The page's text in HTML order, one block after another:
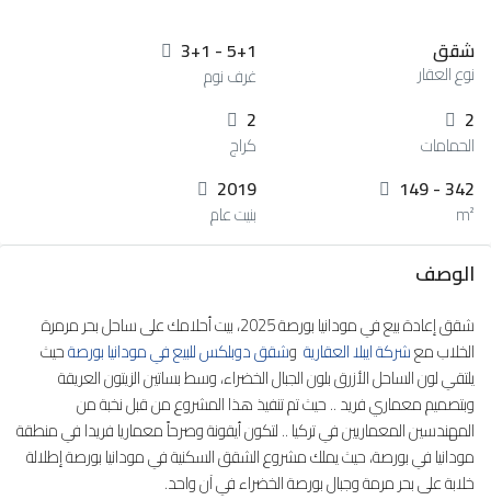
شقق
نوع العقار
3+1 - 5+1
غرف نوم
2
الحمامات
2
كراج
149 - 342
m²
2019
بنيت عام
الوصف
شقق إعادة بيع في مودانيا بورصة 2025، بيت أحلامك على ساحل بحر مرمرة
الخلاب معشركة ايبلا العقارية وشقق دوبلكس للبيع في مودانيا بورصةحيث
يلتقي لون الساحل الأزرق بلون الجبال الخضراء، وسط بساتين الزيتون العريقة
وبتصميم معماري فريد .. حيث تم تنفيذ هذا المشروع من قبل نخبة من
المهندسين المعماريين في تركيا .. لتكون أيقونة وصرحاً معماريا فريدا في منطقة
مودانيا في بورصة، حيث يملك مشروع الشقق السكنية في مودانيا بورصة إطلالة
خلابة على بحر مرمة وجبال بورصة الخضراء في آن واحد.